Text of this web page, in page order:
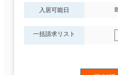
入居可能日
一括請求リスト